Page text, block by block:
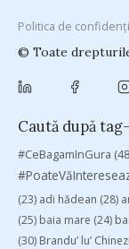
Politica de
© Toate
Caută după
#CeBagamInGura
(23) adi hădean (28)
(25) baia mare (24)
(30) Brandu’ lu’